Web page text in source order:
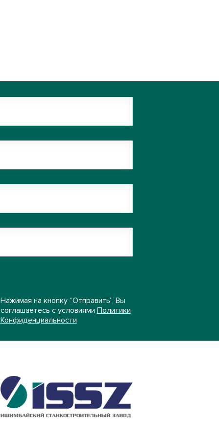
Нажимая на кнопку “Отправить”, Вы
соглашаетесь с условиями Политики
Конфиденциальности